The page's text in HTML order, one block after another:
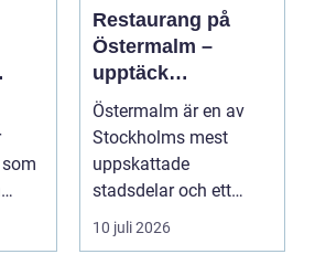
Restaurang på
Östermalm –
upptäck
matupplevelser i
en av Stockholms
mest attraktiva
stadsdelar
Östermalm är en av
Stockholms mest
uppskattade
stadsdelar och ett
självklart val f&ou...
10 juli 2026